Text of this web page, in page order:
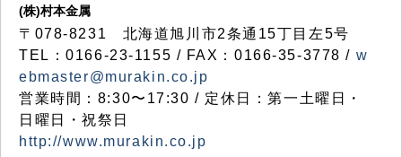
(株)村本金属
〒078-8231 北海道旭川市2条通15丁目左5号
TEL：0166-23-1155 / FAX：0166-35-3778 / w
ebmaster@murakin.co.jp
営業時間：8:30〜17:30 / 定休日：第一土曜日・
日曜日・祝祭日
http://www.murakin.co.jp